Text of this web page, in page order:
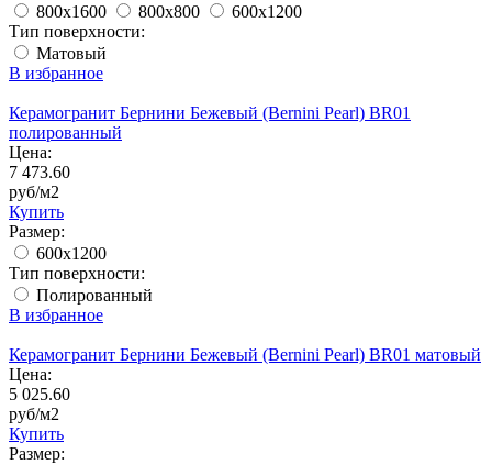
800x1600
800x800
600x1200
Тип поверхности:
Матовый
В избранное
Керамогранит Бернини Бежевый (Bernini Pearl) BR01
полированный
Цена:
7 473.60
руб/м2
Купить
Размер:
600x1200
Тип поверхности:
Полированный
В избранное
Керамогранит Бернини Бежевый (Bernini Pearl) BR01 матовый
Цена:
5 025.60
руб/м2
Купить
Размер: